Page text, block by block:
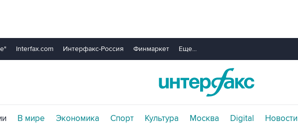
Interfax.com Интерфакс-Россия Финмаркет Еще...
В мире Экономика Спорт Культура Москва Digital Новости